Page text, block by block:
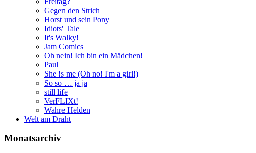
Gegen den Strich
Horst und sein Pony
Idiots' Tale
It's Walky!
Jam Comics
Oh nein! Ich bin ein Mädchen!
Paul
She !s me (Oh no! I'm a girl!)
So so … ja ja
still life
VerFLIXt!
Wahre Helden
Welt am Draht
Monatsarchiv